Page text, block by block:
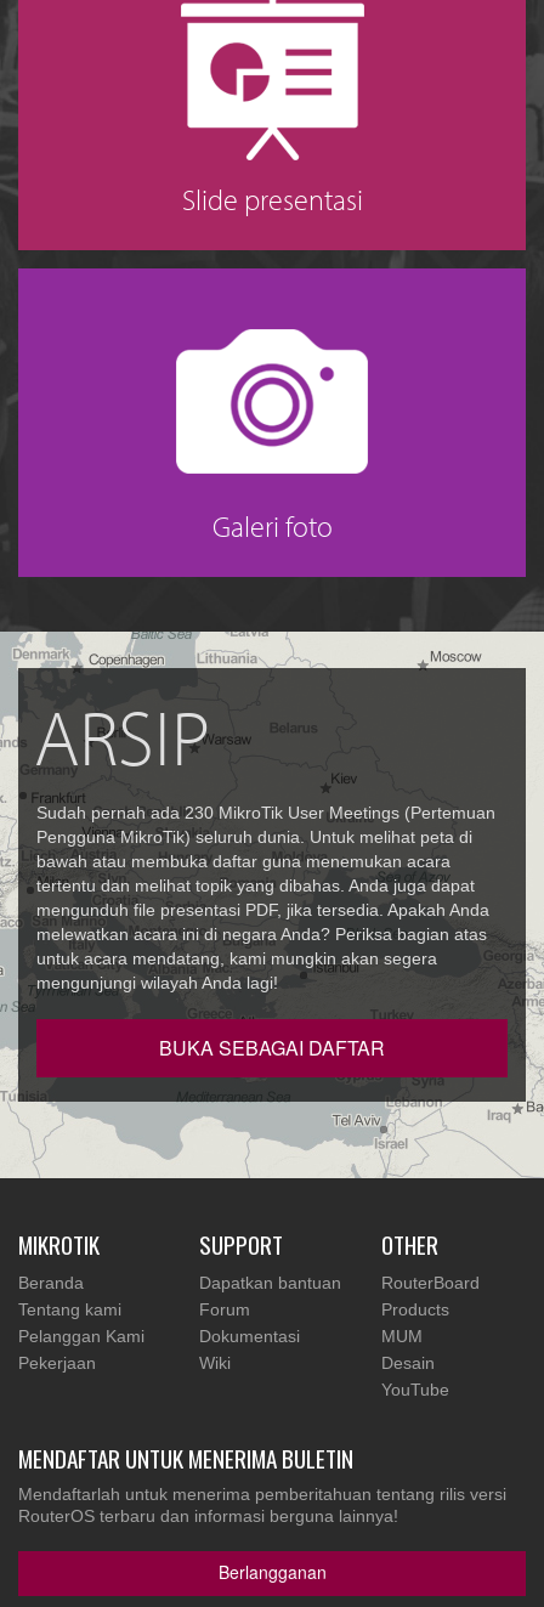
Slide presentasi
Galeri foto
ARSIP
Sudah pernah ada 230 MikroTik User Meetings (Pertemuan
Pengguna MikroTik) seluruh dunia. Untuk melihat peta di
bawah atau membuka daftar guna menemukan acara
tertentu dan melihat topik yang dibahas. Anda juga dapat
mengunduh file presentasi PDF, jika tersedia. Apakah Anda
melewatkan acara ini di negara Anda? Periksa bagian atas
untuk acara mendatang, kami mungkin akan segera
mengunjungi wilayah Anda lagi!
BUKA SEBAGAI DAFTAR
MIKROTIK
Beranda
Tentang kami
Pelanggan Kami
Pekerjaan
SUPPORT
Dapatkan bantuan
Forum
Dokumentasi
Wiki
OTHER
RouterBoard
Products
MUM
Desain
YouTube
MENDAFTAR UNTUK MENERIMA BULETIN
Mendaftarlah untuk menerima pemberitahuan tentang rilis versi
RouterOS terbaru dan informasi berguna lainnya!
Berlangganan